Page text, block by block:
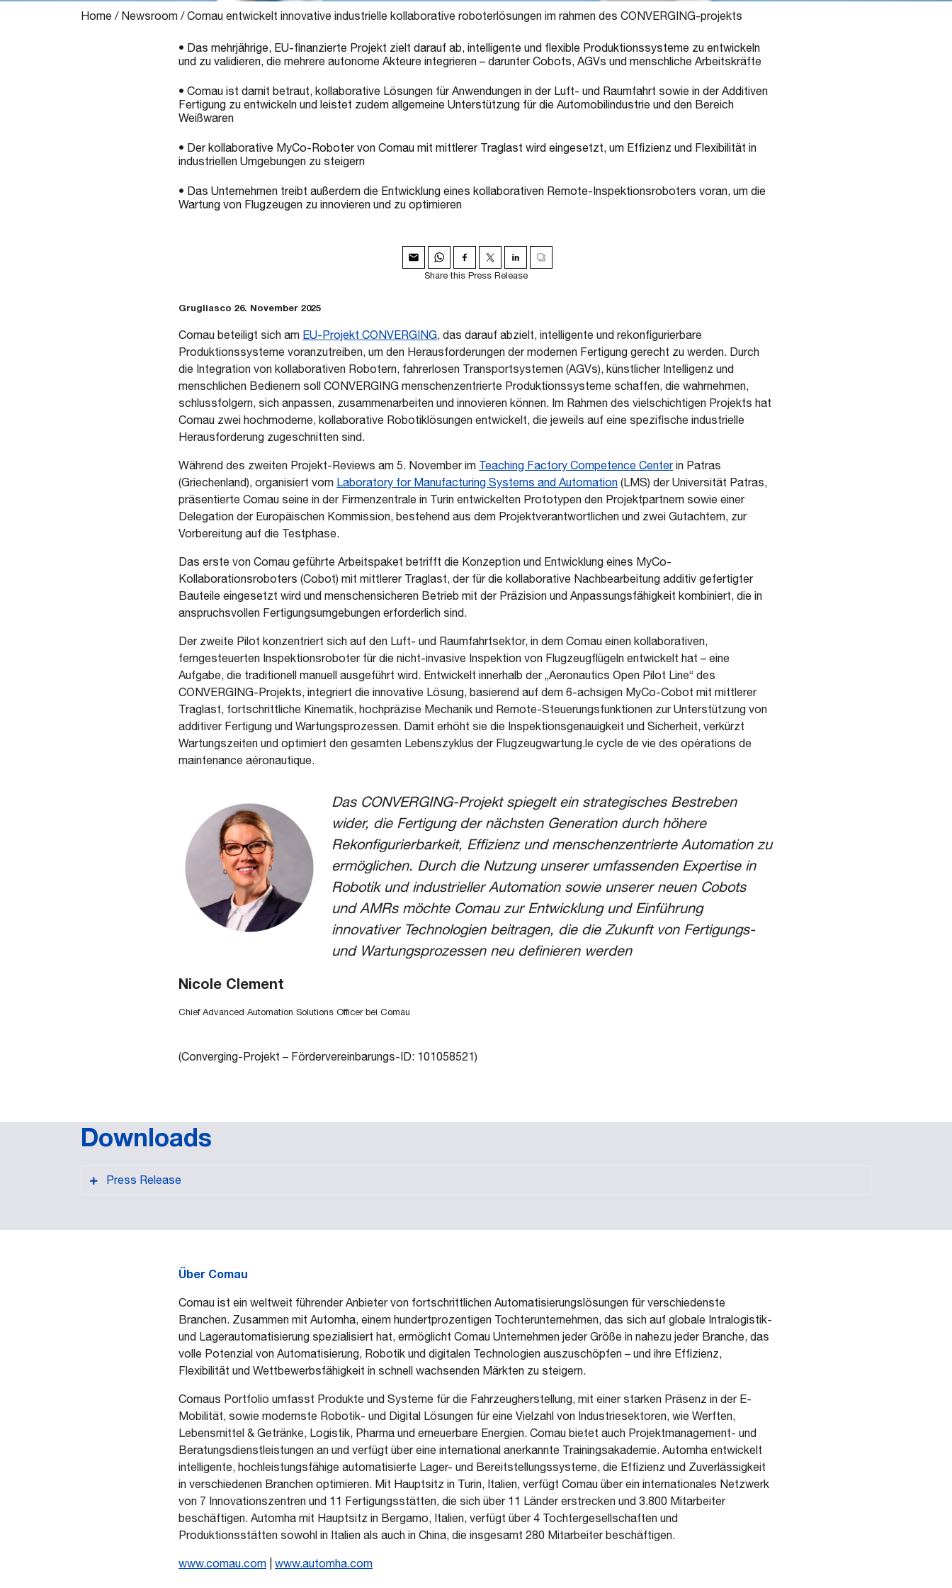
Home / Newsroom /Comau entwickelt innovative industrielle kollaborative roboterlösungen im rahmen des CONVERGING-projekts
• Das mehrjährige, EU-finanzierte Projekt zielt darauf ab, intelligente und flexible Produktionssysteme zu entwickeln
und zu validieren, die mehrere autonome Akteure integrieren – darunter Cobots, AGVs und menschliche Arbeitskräfte
• Comau ist damit betraut, kollaborative Lösungen für Anwendungen in der Luft- und Raumfahrt sowie in der Additiven
Fertigung zu entwickeln und leistet zudem allgemeine Unterstützung für die Automobilindustrie und den Bereich
Weißwaren
• Der kollaborative MyCo-Roboter von Comau mit mittlerer Traglast wird eingesetzt, um Effizienz und Flexibilität in
industriellen Umgebungen zu steigern
• Das Unternehmen treibt außerdem die Entwicklung eines kollaborativen Remote-Inspektionsroboters voran, um die
Wartung von Flugzeugen zu innovieren und zu optimieren
Share this Press Release
Grugliasco 26. November 2025
Comau beteiligt sich am EU-Projekt CONVERGING, das darauf abzielt, intelligente und rekonfigurierbare
Produktionssysteme voranzutreiben, um den Herausforderungen der modernen Fertigung gerecht zu werden. Durch
die Integration von kollaborativen Robotern, fahrerlosen Transportsystemen (AGVs), künstlicher Intelligenz und
menschlichen Bedienern soll CONVERGING menschenzentrierte Produktionssysteme schaffen, die wahrnehmen,
schlussfolgern, sich anpassen, zusammenarbeiten und innovieren können. Im Rahmen des vielschichtigen Projekts hat
Comau zwei hochmoderne, kollaborative Robotiklösungen entwickelt, die jeweils auf eine spezifische industrielle
Herausforderung zugeschnitten sind.
Während des zweiten Projekt-Reviews am 5. November im Teaching Factory Competence Centerin Patras
(Griechenland), organisiert vom Laboratory for Manufacturing Systems and Automation (LMS) der Universität Patras,
präsentierte Comau seine in der Firmenzentrale in Turin entwickelten Prototypen den Projektpartnern sowie einer
Delegation der Europäischen Kommission, bestehend aus dem Projektverantwortlichen und zwei Gutachtern, zur
Vorbereitung auf die Testphase.
Das erste von Comau geführte Arbeitspaket betrifft die Konzeption und Entwicklung eines MyCo-
Kollaborationsroboters (Cobot) mit mittlerer Traglast, der für die kollaborative Nachbearbeitung additiv gefertigter
Bauteile eingesetzt wird und menschensicheren Betrieb mit der Präzision und Anpassungsfähigkeit kombiniert, die in
anspruchsvollen Fertigungsumgebungen erforderlich sind.
Der zweite Pilot konzentriert sich auf den Luft- und Raumfahrtsektor, in dem Comau einen kollaborativen,
ferngesteuerten Inspektionsroboter für die nicht-invasive Inspektion von Flugzeugflügeln entwickelt hat – eine
Aufgabe, die traditionell manuell ausgeführt wird. Entwickelt innerhalb der „Aeronautics Open Pilot Line“ des
CONVERGING-Projekts, integriert die innovative Lösung, basierend auf dem 6-achsigen MyCo-Cobot mit mittlerer
Traglast, fortschrittliche Kinematik, hochpräzise Mechanik und Remote-Steuerungsfunktionen zur Unterstützung von
additiver Fertigung und Wartungsprozessen. Damit erhöht sie die Inspektionsgenauigkeit und Sicherheit, verkürzt
Wartungszeiten und optimiert den gesamten Lebenszyklus der Flugzeugwartung.le cycle de vie des opérations de
maintenance aéronautique.
Das CONVERGING-Projekt spiegelt ein strategisches Bestreben
wider, die Fertigung der nächsten Generation durch höhere
Rekonfigurierbarkeit, Effizienz und menschenzentrierte Automation zu
ermöglichen. Durch die Nutzung unserer umfassenden Expertise in
Robotik und industrieller Automation sowie unserer neuen Cobots
und AMRs möchte Comau zur Entwicklung und Einführung
innovativer Technologien beitragen, die die Zukunft von Fertigungs-
und Wartungsprozessen neu definieren werden
Nicole Clement
Chief Advanced Automation Solutions Officer bei Comau
(Converging-Projekt – Fördervereinbarungs-ID: 101058521)
Downloads
Press Release
Über Comau
Comau ist ein weltweit führender Anbieter von fortschrittlichen Automatisierungslösungen für verschiedenste
Branchen. Zusammen mit Automha, einem hundertprozentigen Tochterunternehmen, das sich auf globale Intralogistik-
und Lagerautomatisierung spezialisiert hat, ermöglicht Comau Unternehmen jeder Größe in nahezu jeder Branche, das
volle Potenzial von Automatisierung, Robotik und digitalen Technologien auszuschöpfen – und ihre Effizienz,
Flexibilität und Wettbewerbsfähigkeit in schnell wachsenden Märkten zu steigern.
Comaus Portfolio umfasst Produkte und Systeme für die Fahrzeugherstellung, mit einer starken Präsenz in der E-
Mobilität, sowie modernste Robotik- und Digital Lösungen für eine Vielzahl von Industriesektoren, wie Werften,
Lebensmittel & Getränke, Logistik, Pharma und erneuerbare Energien. Comau bietet auch Projektmanagement- und
Beratungsdienstleistungen an und verfügt über eine international anerkannte Trainingsakademie. Automha entwickelt
intelligente, hochleistungsfähige automatisierte Lager- und Bereitstellungssysteme, die Effizienz und Zuverlässigkeit
in verschiedenen Branchen optimieren. Mit Hauptsitz in Turin, Italien, verfügt Comau über ein internationales Netzwerk
von 7 Innovationszentren und 11 Fertigungsstätten, die sich über 11 Länder erstrecken und 3.800 Mitarbeiter
beschäftigen. Automha mit Hauptsitz in Bergamo, Italien, verfügt über 4 Tochtergesellschaften und
Produktionsstätten sowohl in Italien als auch in China, die insgesamt 280 Mitarbeiter beschäftigen.
www.comau.com www.automha.com